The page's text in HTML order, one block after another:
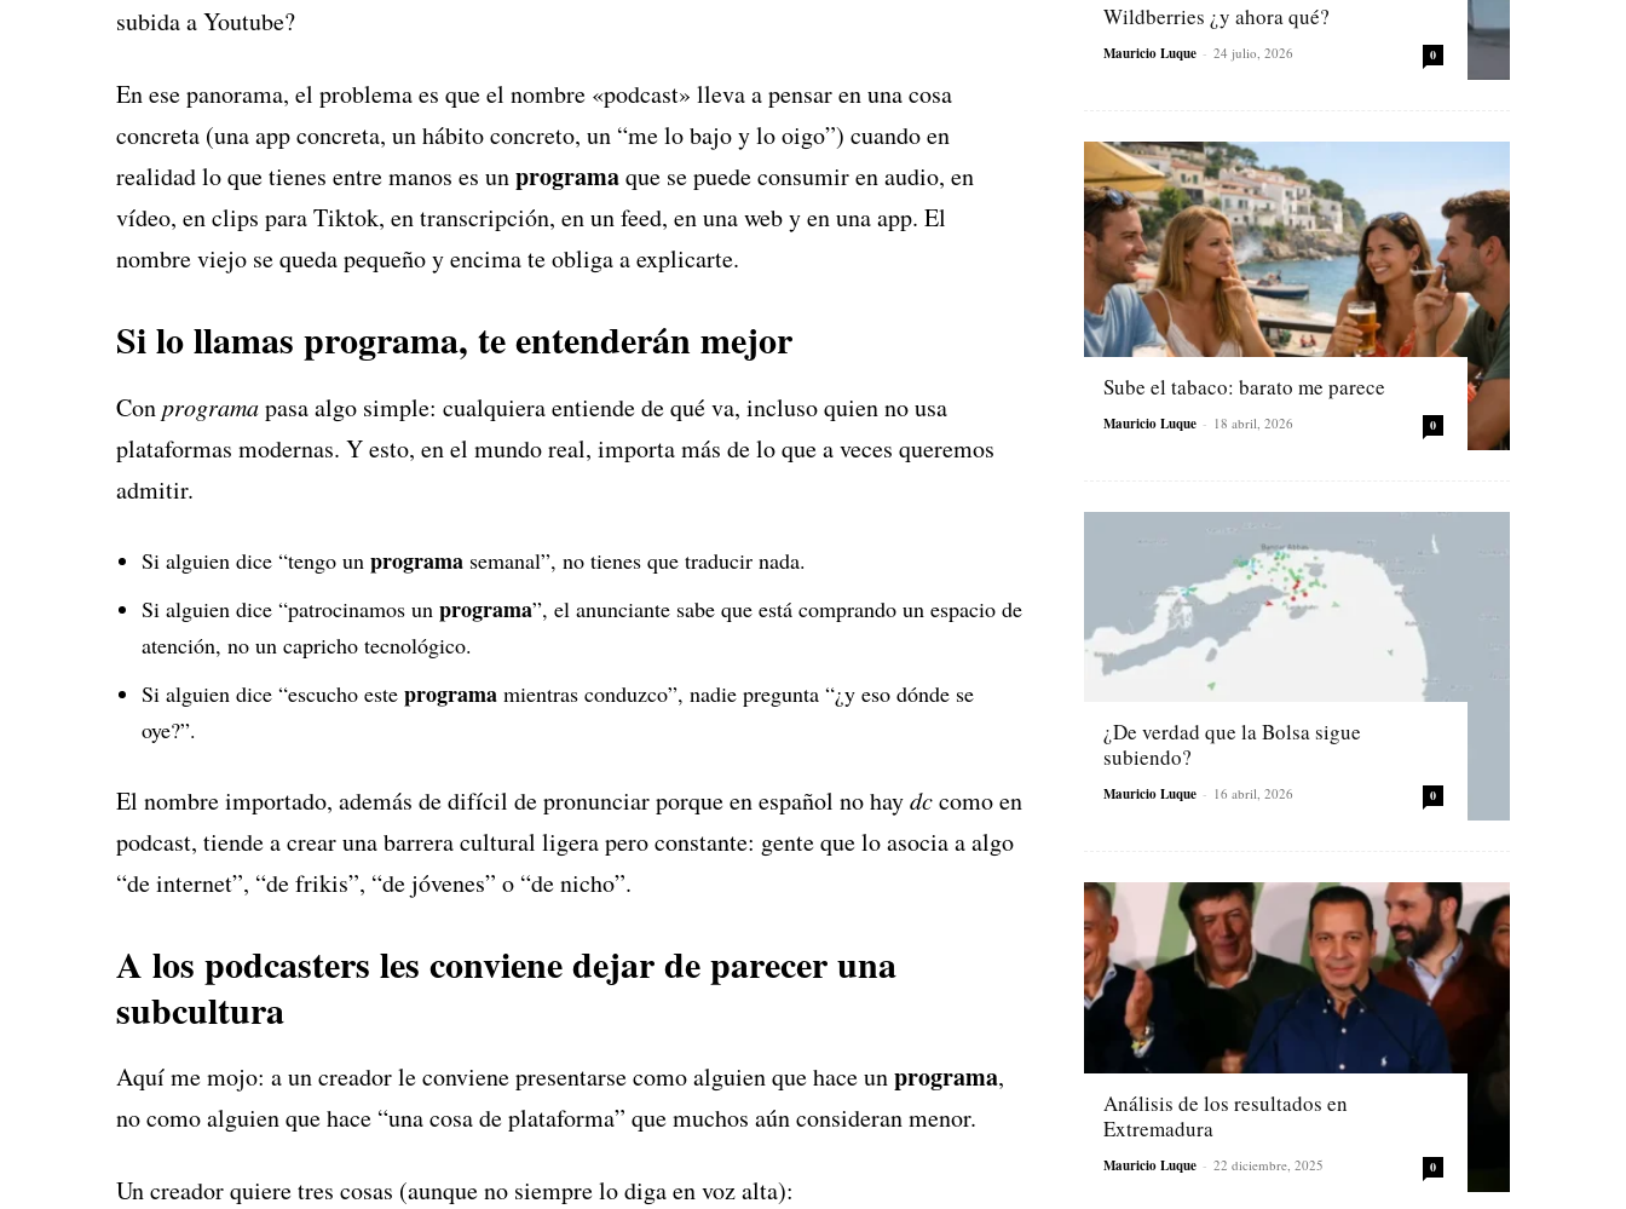
subida a Youtube?
En ese panorama, el problema es que el nombre «podcast» lleva a pensar en una cosa
concreta (una app concreta, un hábito concreto, un “me lo bajo y lo oigo”) cuando en
realidad lo que tienes entre manos es unprogramaque se puede consumir en audio, en
vídeo, en clips para Tiktok, en transcripción, en un feed, en una web y en una app. El
nombre viejo se queda pequeño y encima te obliga a explicarte.
Si lo llamas programa, te entenderán mejor
Conprogramapasa algo simple: cualquiera entiende de qué va, incluso quien no usa
plataformas modernas. Y esto, en el mundo real, importa más de lo que a veces queremos
admitir.
Si alguien dice “tengo un programa semanal”, no tienes que traducir nada.
Si alguien dice “patrocinamos un programa”, el anunciante sabe que está comprando un espacio de
atención, no un capricho tecnológico.
Si alguien dice “escucho este programa mientras conduzco”, nadie pregunta “¿y eso dónde se
oye?”.
El nombre importado, además de difícil de pronunciar porque en español no haydccomo en
podcast, tiende a crear una barrera cultural ligera pero constante: gente que lo asocia a algo
“de internet”, “de frikis”, “de jóvenes” o “de nicho”.
A los podcasters les conviene dejar de parecer una
subcultura
Aquí me mojo: a un creador le conviene presentarse como alguien que hace unprograma,
no como alguien que hace “una cosa de plataforma” que muchos aún consideran menor.
Un creador quiere tres cosas (aunque no siempre lo diga en voz alta):
Wildberries ¿y ahora qué?
Mauricio Luque - 24 julio, 2026 0
Sube el tabaco: barato me parece
Mauricio Luque - 18 abril, 2026 0
¿De verdad que la Bolsa sigue
subiendo?
Mauricio Luque - 16 abril, 2026 0
Análisis de los resultados en
Extremadura
Mauricio Luque - 22 diciembre, 2025 0